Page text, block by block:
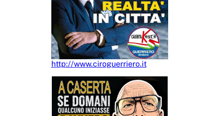
http://www.ciroguerriero.it